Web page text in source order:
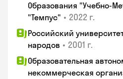
Образования "Учебно-
"Темпус" • 2022 г.
Российский
народов • 2001 г.
Образовательная
некоммерческая